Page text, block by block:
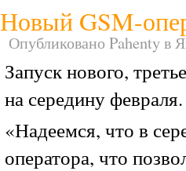
Новый GSM-
Опубликовано Pahenty в
Запуск нового,
на середину февраля.
«Надеемся, что в
оператора, что